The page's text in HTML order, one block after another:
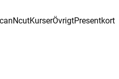
KurserÖvrigtPresentkort